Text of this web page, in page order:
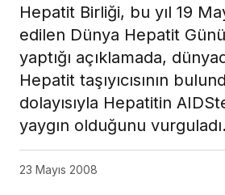
Hepatit Birliği, bu yıl 19
edilen Dünya Hepatit Günü
yaptığı açıklamada,
Hepatit taşıyıcısının
dolayısıyla Hepatitin
yaygın olduğunu vurguladı.
23 Mayıs 2008